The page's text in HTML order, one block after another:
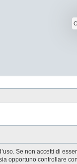
Se non accetti di
opportuno controllare